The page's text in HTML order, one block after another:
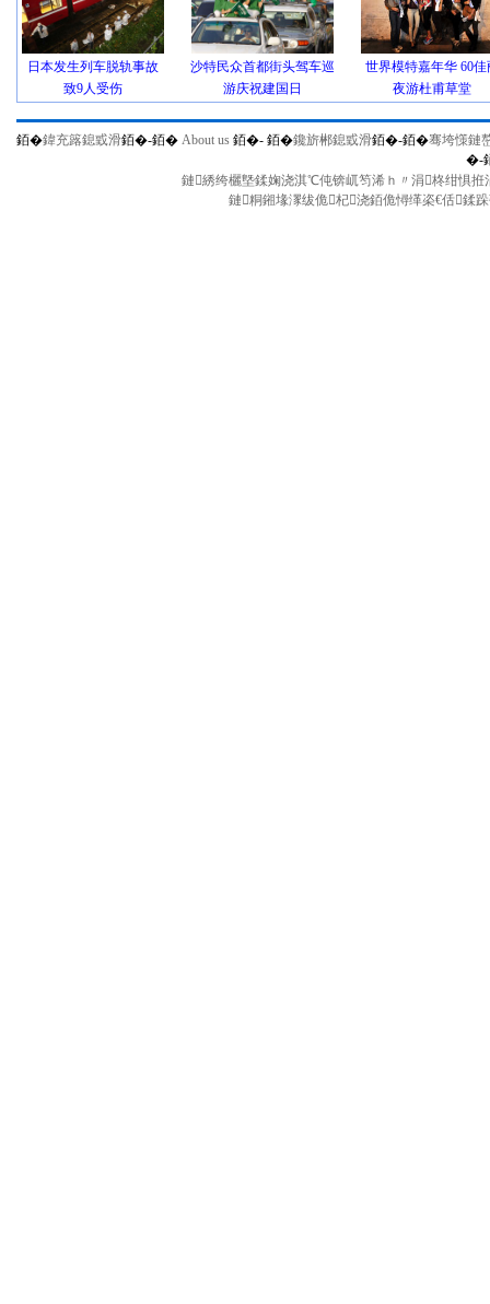
日本发生列车脱轨事故
致9人受伤
沙特民众首都街头驾车巡
游庆祝建国日
世界模特嘉年华 60佳
夜游杜甫草堂
銆�鍏充簬鎴戜滑銆�-銆� About us 銆�- 銆�鑱旂郴鎴戜滑銆�-銆�骞垮憡鏈
�-
鏈綉绔欐墍鍒婅浇淇℃伅锛屼笉浠ｈ〃涓柊绀惧
鏈粡鎺堟潈绂佹杞浇銆佹憳缂栥€佸鍒